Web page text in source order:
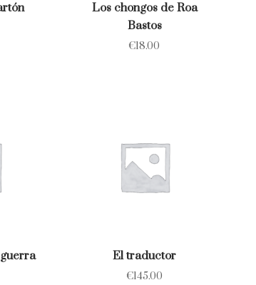
Los chongos de Roa
Bastos
€18.00
El traductor
€145.00